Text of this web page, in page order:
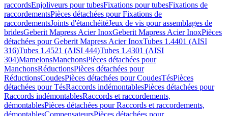
raccordsEnjoliveurs pour tubesFixations pour tubesFixations de
raccordementsPièces détachées pour Fixations de
raccordementsJoints d'étanchéitéJeux de vis pour assemblages de
bridesGeberit Mapress Acier InoxGeberit Mapress Acier InoxPièces
détachées pour Geberit Mapress Acier InoxTubes 1.4401 (AISI
316)Tubes 1.4521 (AISI 444)Tubes 1.4301 (AISI
304)MamelonsManchonsPièces détachées pour
ManchonsRéductionsPièces détachées pour
RéductionsCoudesPièces détachées pour CoudesTésPièces
détachées pour TésRaccords indémontablesPièces détachées pour
Raccords indémontablesRaccords et raccordements,
démontablesPièces détachées pour Raccords et raccordements,
démontablesCompensateursPièces détachées pour